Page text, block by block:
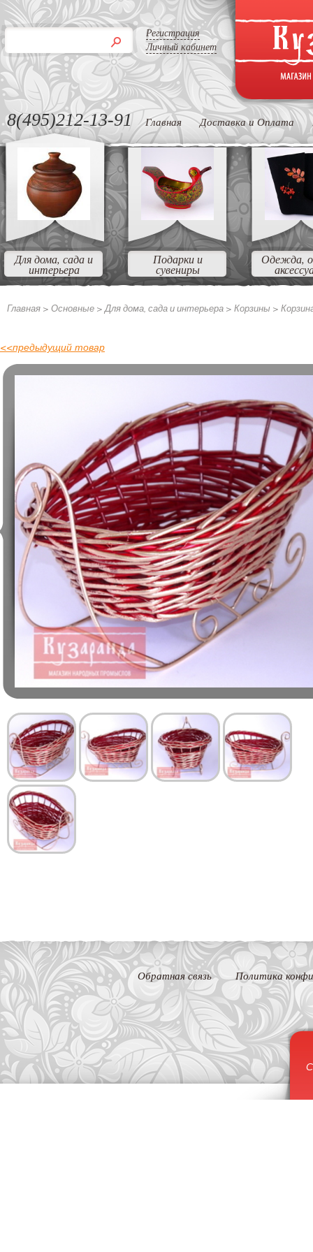
Регистрация
Личный кабинет
8(495)212-13-91 Главная Доставка и Оплата
Для дома, сада и
интерьера
Подарки и
сувениры
Одежда,
Главная > Основные >Для дома, сада и интерьера > Корзины >
<<предыдущий товар
Обратная связь Политика